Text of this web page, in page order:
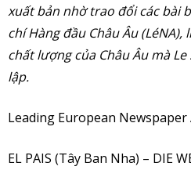
xuất bản nhờ trao đổi các bài
chí Hàng đầu Châu Âu
chất lượng của Châu Âu mà
lập.
Leading European Newspaper
EL PAIS (Tây Ban Nha) – DIE